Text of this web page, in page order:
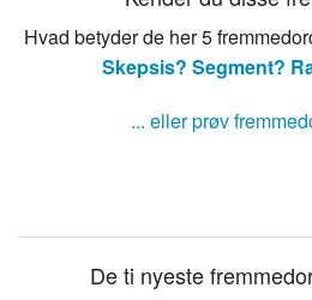
Hvad betyder de her 5
Skepsis? Segment?
... eller prøv
De ti nyeste